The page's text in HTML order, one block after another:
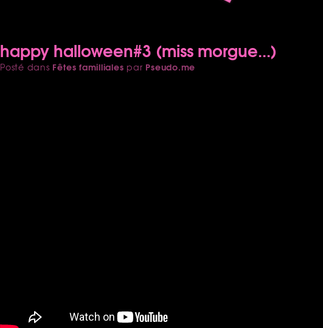
happy halloween#3 (miss morgue...)
Posté dans Fêtes familliales par Pseudo.me